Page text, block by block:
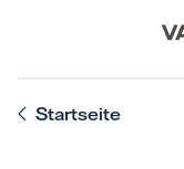
Startseite